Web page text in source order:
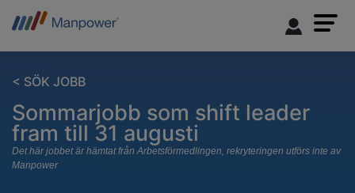
< SÖK JOBB
Sommarjobb som shift leader
fram till 31 augusti
Det här jobbet är hämtat från Arbetsförmedlingen, rekryteringen utförs inte av
Manpower